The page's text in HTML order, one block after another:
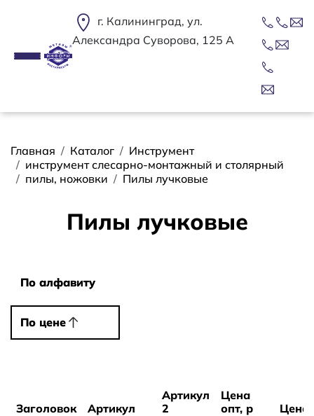
г. Калининград, ул.
Александра Суворова, 125 А
Строка навигации
Главная Каталог
Инструмент
инструмент слесарно-монтажный и столярный
пилы, ножовки
Пилы лучковые
Пилы лучковые
По алфавиту
По алфавиту
По цене
По цене
Заголовок Артикул
Артикул
2
Цена
опт, р